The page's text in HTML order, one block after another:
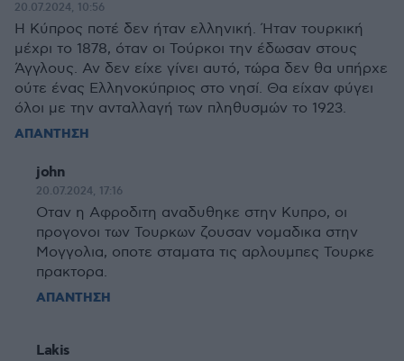
20.07.2024, 10:56
Η Κύπρος ποτέ δεν ήταν ελληνική. Ήταν τουρκική
μέχρι το 1878, όταν οι Τούρκοι την έδωσαν στους
Άγγλους. Αν δεν είχε γίνει αυτό, τώρα δεν θα υπήρχε
ούτε ένας Ελληνοκύπριος στο νησί. Θα είχαν φύγει
όλοι με την ανταλλαγή των πληθυσμών το 1923.
ΑΠΑΝΤΗΣΗ
john
20.07.2024, 17:16
Οταν η Αφροδιτη αναδυθηκε στην Κυπρο, οι
προγονοι των Τουρκων ζουσαν νομαδικα στην
Μογγολια, οποτε σταματα τις αρλουμπες Τουρκε
πρακτορα.
ΑΠΑΝΤΗΣΗ
Lakis